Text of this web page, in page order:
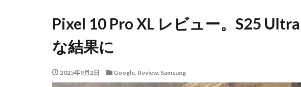
Pixel 10 Pro XL レビュー。S25
な結果に
2025年9月2日 Google, Review, Samsung